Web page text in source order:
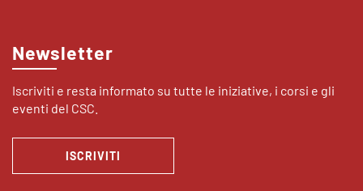
Newsletter
Iscriviti e resta informato su tutte le iniziative, i corsi e gli
eventi del CSC.
ISCRIVITI